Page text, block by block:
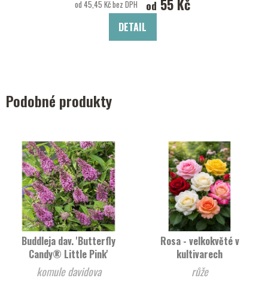
od 45,45 Kč bez DPH od 55 Kč
DETAIL
Podobné produkty
Buddleja dav. 'Butterfly
Candy® Little Pink'
komule davidova
Rosa - velkokvěté v
kultivarech
růže